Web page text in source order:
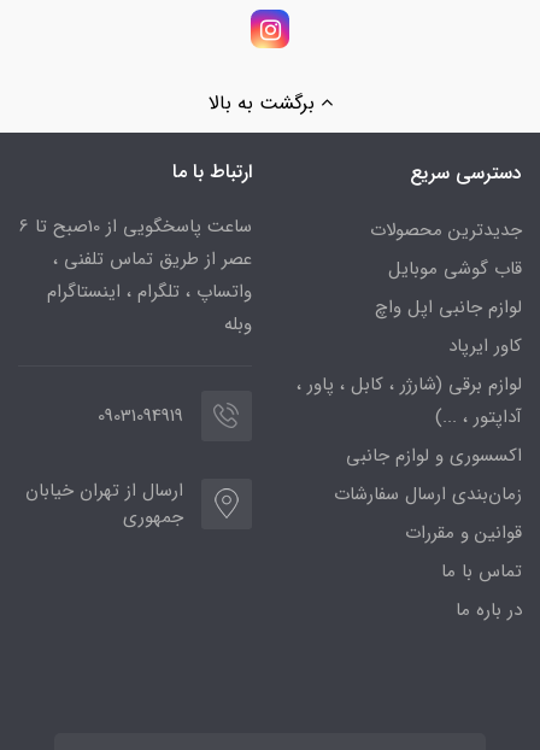
برگشت به بالا
دسترسی سریع
جدیدترین محصولات
قاب گوشی موبایل
لوازم جانبی اپل واچ
کاور ایرپاد
لوازم برقی (شارژر ، کابل ، پاور ،
آداپتور ، ...)
اکسسوری و لوازم جانبی
زمان‌بندی ارسال سفارشات
قوانین و مقررات
تماس با ما
در باره ما
ارتباط با ما
ساعت پاسخگویی از 10صبح تا 6
عصر از طریق تماس تلفنی ،
واتساپ ، تلگرام ، اینستاگرام
وبله
09031094919
ارسال از تهران خیابان
جمهوری